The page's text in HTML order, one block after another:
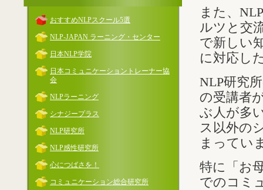
また、
ルツと交
で新しい
に対応し
NLP研究
の受講者
ぶ人が多
ス以外の
まってい
特に「お
でのコミ
おすすめNLPスクール5選
NLP-JAPAN ラーニング・センター
日本NLP学院
日本コミュニケーショントレーナー協
会
NLPラーニング
シナジープラス
NLP研究所
NLP感性研究所
心につばさを！
コミュニケーション総合研究所